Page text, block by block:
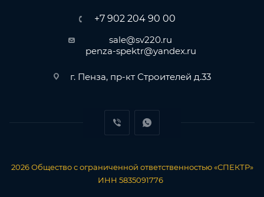
+7 902 204 90 00
sale@sv220.ru
penza-spektr@yandex.ru
г. Пенза, пр-кт Строителей д.33
2026 Общество с ограниченной ответственностью «СПЕКТР»
ИНН 5835091776